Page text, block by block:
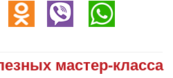
мастер-класса